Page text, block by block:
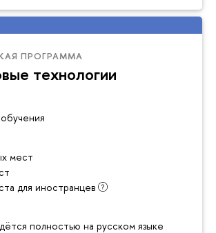
ПРОГРАММА
технологии
мест
для иностранцев
полностью на русском языке